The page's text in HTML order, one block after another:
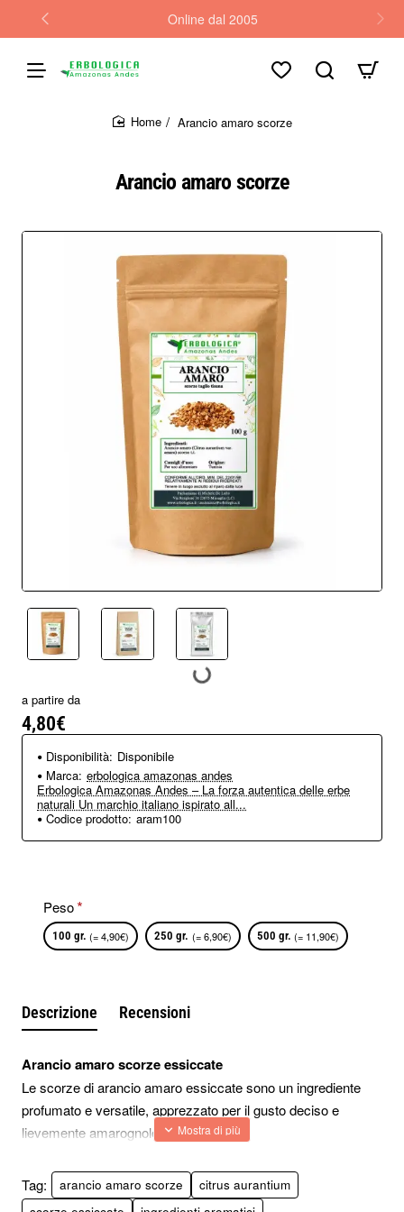
Online dal 2005
Arancio amaro scorze
Arancio amaro scorze
a partire da
4,80€
Disponibilità: Disponibile
Marca: erbologica amazonas andes
Erbologica Amazonas Andes – La forza autentica delle erbe
naturali Un marchio italiano ispirato all...
Codice prodotto: aram100
Peso
100 gr. (= 4,90€) 250 gr. (= 6,90€) 500 gr. (= 11,90€)
Descrizione Recensioni
Arancio amaro scorze essiccate
Le scorze di arancio amaro essiccate sono un ingrediente
profumato e versatile, apprezzato per il gusto deciso e
lievemente amarognolo.
vengono lavorate per mantenere intatto l’aroma naturale,
rendendole adatte sia alla preparazione di tisane sia all’uso in
Tag: arancio amaro scorze
citrus aurantium